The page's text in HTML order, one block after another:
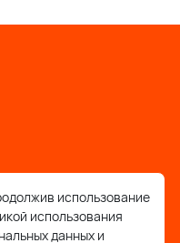
использование
использования
данных и